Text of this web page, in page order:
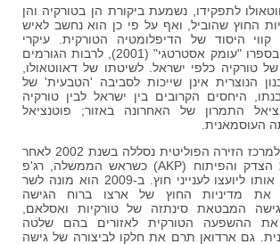
לתפקידו, נשמעת ביקורת הן בטורקיה והן
החוץ שהוביל, ואף על פי כן הוא נחשב לאיש
היסוד של הדיפלומטיה הטורקית. עיקרי
תפיסתו משתקפים בספרו "עומק אסטרטגי" (2001), לרבות הגורמים
טורקיה כלפי ישראל. לשיטתו של דאווטאולו,
הנוצרית אינן שייכות לסביבה 'הטבעית' של
היחסים הקרובים בין ישראל לבין טורקיה
התמרון של האחרונה באזור; פוטנציאל
העוסמאנית.
דרכו של דאווטאולו למרכז הזירה הפוליטית נסללה בשנת 2002 לאחר
ניצחונה של מפלגת הצדק והפיתוח (AKP) כשראש הממשלה, רג'פ
טאיפ ארדואן, מינה אותו ליועצו לענייני חוץ. ב-2009 הוא מונה לשר
את מדיניות החוץ של ארצו ברוח הגישה
המבטאת סינתזה של טורקיות ואסלאם,
ההשפעה הטורקית לאזורים בהם שלטה
גם ארדואן תרם את חלקו לביצורה של גישה